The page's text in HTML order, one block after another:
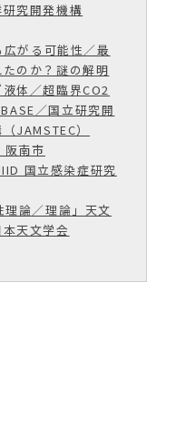
究開発機構
がる可能性／最
のか？謎の解明
体／超臨界CO2
／国立研究開
JAMSTEC）
阪南市
国立感染症研究
論／理論」天文
天文学会